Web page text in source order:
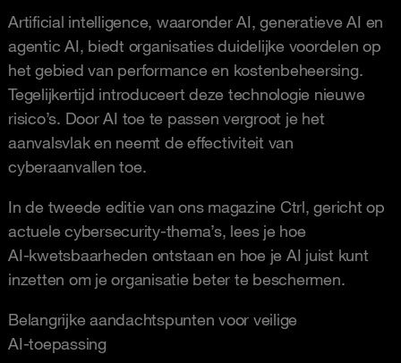
Artificial intelligence, waaronder AI, generatieve AI en
agentic AI, biedt organisaties duidelijke voordelen op
het gebied van performance en kostenbeheersing.
Tegelijkertijd introduceert deze technologie nieuwe
risico’s. Door AI toe te passen vergroot je het
aanvalsvlak en neemt de effectiviteit van
cyberaanvallen toe.
In de tweede editie van ons magazine Ctrl, gericht op
actuele cybersecurity‑thema’s, lees je hoe
AI‑kwetsbaarheden ontstaan en hoe je AI juist kunt
inzetten om je organisatie beter te beschermen.
Belangrijke aandachtspunten voor veilige
AI‑toepassing